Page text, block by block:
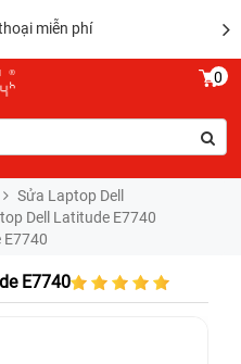
miễn phí
0
Sửa Laptop Dell
Dell Latitude E7740
E7740